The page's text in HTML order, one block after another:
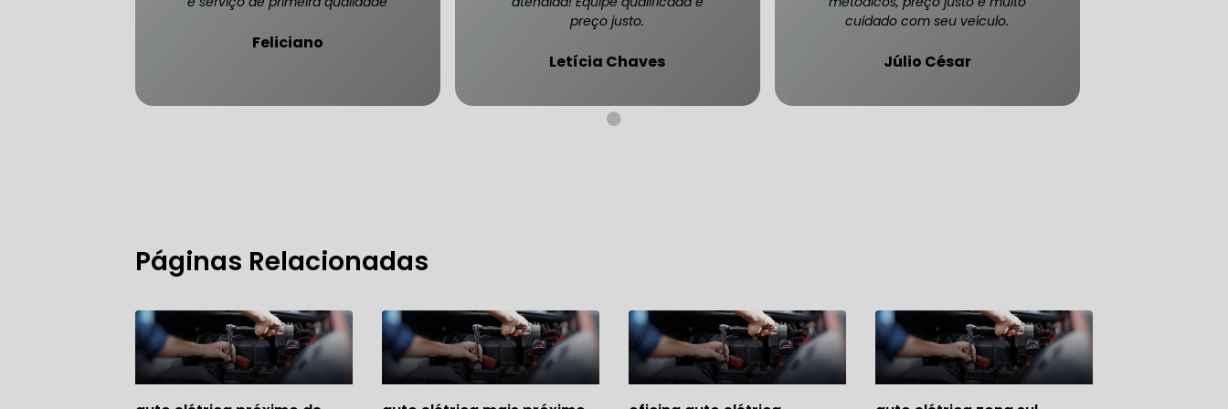
FREIO DO CARRO SÃO PAULO FREIO DO CARRO ZONA SUL
MECÂNICO PARA CARROS BLINDADOS DE LUXO
MECÂNICO PARA SUSPENSÃO DE CARRO BLINDADO
OFICINA MECÂNICA DE AUTOMÓVEIS BLINDADOS
MECÂNICO PARA REVISÃO PREVENTIVA DE BLINDADOS
Feliciano
preço justo.
Letícia Chaves
cuidado com seu veículo.
Júlio César
Páginas Relacionadas